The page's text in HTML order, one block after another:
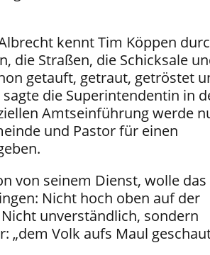
kennt Tim Köppen
die Straßen, die Schicksale
getauft, getraut, getröstet
die Superintendentin in
Amtseinführung werde
und Pastor für einen
von seinem Dienst, wolle das
Nicht hoch oben auf der
unverständlich, sondern
„dem Volk aufs Maul